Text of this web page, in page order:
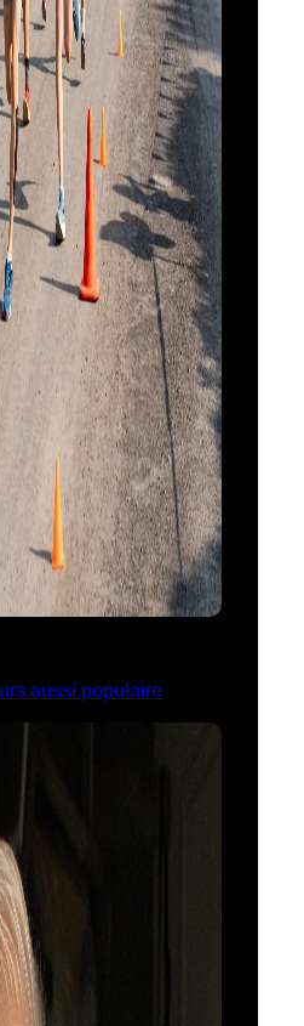
aussi populaire